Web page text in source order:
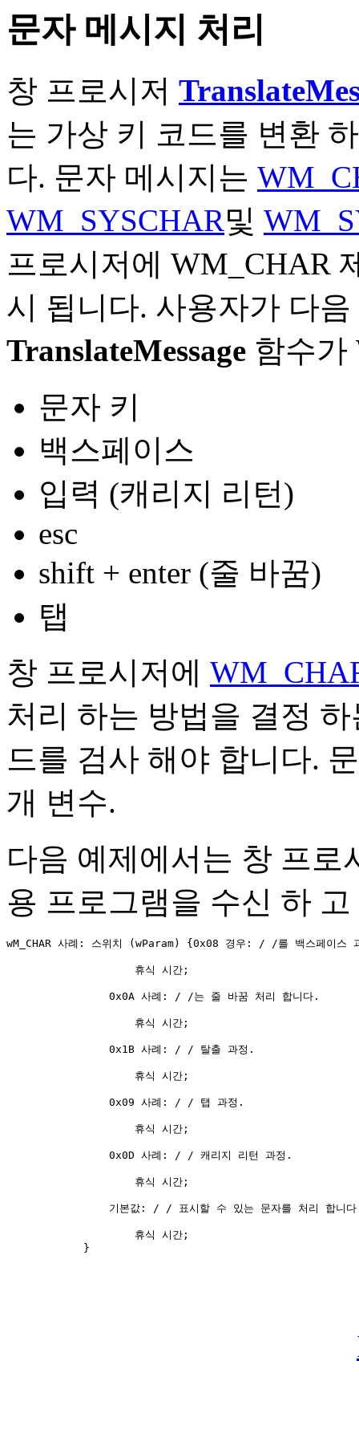
문자 메시지 처리
창 프로시저
는 가상 키 코드를 변환
다. 문자 메시지는
WM_SYSCHAR및
프로시저에 WM_CHAR
시 됩니다. 사용자가 다
TranslateMessage 함수가
문자 키
백스페이스
입력 (캐리지 리턴)
esc
shift + enter (줄 바꿈)
탭
창 프로시저에
처리 하는 방법을 결정
드를 검사 해야 합니다.
개 변수.
다음 예제에서는 창 프로
용 프로그램을 수신 하
wM_CHAR 사례: 스위치 (wParam) {0x08 경우: / /를 백스페이스
                    휴식 시간;
                0x0A 사례: / /는 줄 바꿈 처리 합니다.
                    휴식 시간;
                0x1B 사례: / / 탈출 과정.
                    휴식 시간;
                0x09 사례: / / 탭 과정.
                    휴식 시간;
                0x0D 사례: / / 캐리지 리턴 과정.
                    휴식 시간;
기본값: / / 표시할 수 있는 문자를 처리 합니
                    휴식 시간;
            }